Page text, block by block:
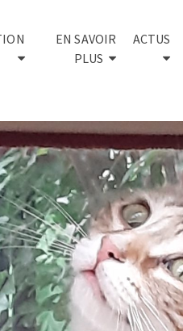
EN SAVOIR
PLUS
ACTUS